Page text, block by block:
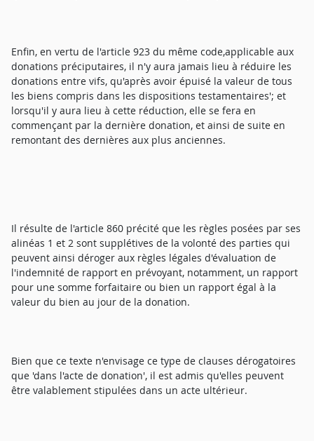
Enfin, en vertu de l'article 923 du même code,applicable aux
donations préciputaires, il n'y aura jamais lieu à réduire les
donations entre vifs, qu'après avoir épuisé la valeur de tous
les biens compris dans les dispositions testamentaires'; et
lorsqu'il y aura lieu à cette réduction, elle se fera en
commençant par la dernière donation, et ainsi de suite en
remontant des dernières aux plus anciennes.
Il résulte de l'article 860 précité que les règles posées par ses
alinéas 1 et 2 sont supplétives de la volonté des parties qui
peuvent ainsi déroger aux règles légales d'évaluation de
l'indemnité de rapport en prévoyant, notamment, un rapport
pour une somme forfaitaire ou bien un rapport égal à la
valeur du bien au jour de la donation.
Bien que ce texte n'envisage ce type de clauses dérogatoires
que 'dans l'acte de donation', il est admis qu'elles peuvent
être valablement stipulées dans un acte ultérieur.